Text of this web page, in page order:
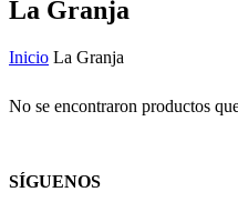
La Granja
Inicio La Granja
No se encontraron productos
SÍGUENOS